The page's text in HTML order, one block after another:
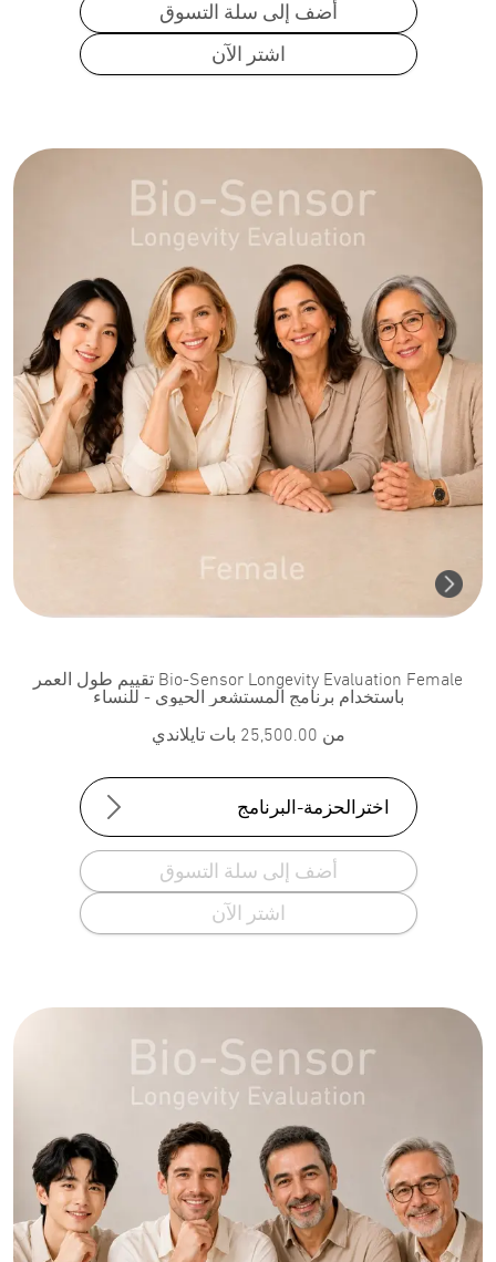
أضف إلى سلة التسوق
اشتر الآن
Bio-Sensor Longevity Evaluation Female تقييم طول العمر
باستخدام برنامج المستشعر الحيوي - للنساء
من 25,500.00 بات تايلاندي
اخترالحزمة-البرنامج
أضف إلى سلة التسوق
اشتر الآن